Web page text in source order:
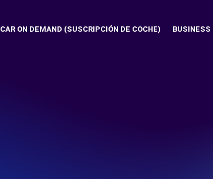
CAR ON DEMAND (SUSCRIPCIÓN DE COCHE) BUSINESS